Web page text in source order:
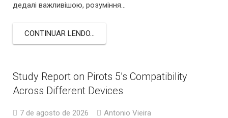
дедалі важливішою, розуміння…
CONTINUAR LENDO...
Study Report on Pirots 5’s Compatibility
Across Different Devices
7 de agosto de 2026
Antonio Vieira